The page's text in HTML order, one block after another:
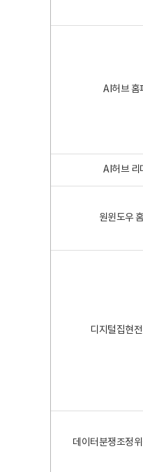
AI허브 홈
AI허브 리
원윈도우
디지털집현
데이터분쟁조정